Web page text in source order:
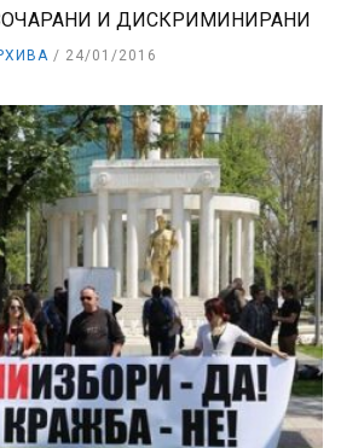
И ДИСКРИМИНИРАНИ
24/01/2016